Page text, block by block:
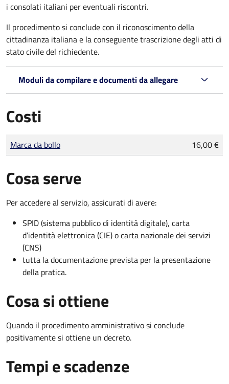
i consolati italiani per eventuali riscontri.
Il procedimento si conclude con il riconoscimento della
cittadinanza italiana e la conseguente trascrizione degli atti di
stato civile del richiedente.
Moduli da compilare e documenti da allegare
Costi
Tipo di pagamento
Importo
Marca da bollo 16,00 €
Cosa serve
Per accedere al servizio, assicurati di avere:
SPID (sistema pubblico di identità digitale), carta
d’identità elettronica (CIE) o carta nazionale dei servizi
(CNS)
tutta la documentazione prevista per la presentazione
della pratica.
Cosa si ottiene
Quando il procedimento amministrativo si conclude
positivamente si ottiene un decreto.
Tempi e scadenze